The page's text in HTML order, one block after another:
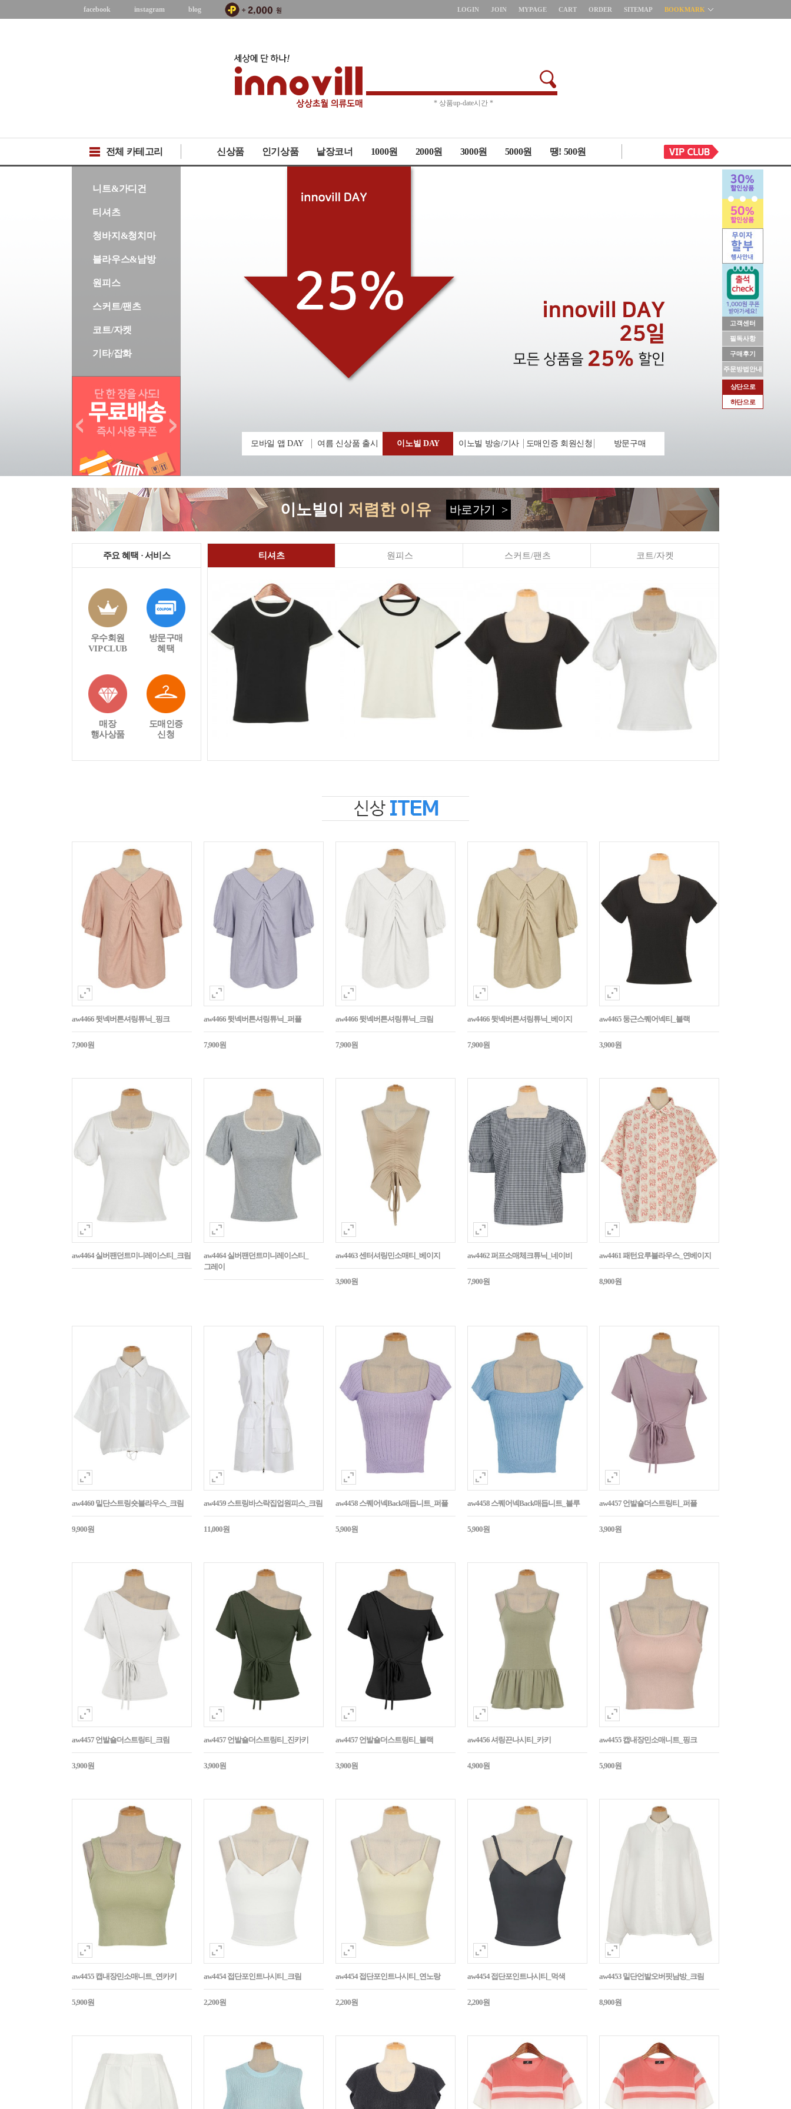
고객센터
필독사항
구매후기
주문방법안내
상단으로
하단으로
facebook instagram blog LOGIN JOIN MYPAGE CART ORDER SITEMAP BOOKMARK
* 주문취소 제한 *
* 상품up-date시간 *
전체 카테고리 신상품 인기상품 낱장코너 1000원 2000원 3000원 5000원 땡! 500원
니트&가디건
티셔츠
청바지&청치마
블라우스&남방
원피스
스커트/팬츠
코트/자켓
기타/잡화
모바일 앱 DAY 여름 신상품 출시 이노빌 DAY 이노빌 방송/기사 도매인증 회원신청 방문구매
이노빌이 저렴한 이유 바로가기 >
주요 혜택 · 서비스
우수회원
VIP CLUB
방문구매
혜택
매장
행사상품
도매인증
신청
티셔츠 원피스 스커트/팬츠 코트/자켓
aw4466 뒷넥버튼셔링튜닉_핑크
7,900원
aw4466 뒷넥버튼셔링튜닉_퍼플
7,900원
aw4466 뒷넥버튼셔링튜닉_크림
7,900원
aw4466 뒷넥버튼셔링튜닉_베이지
7,900원
aw4465 둥근스퀘어넥티_블랙
3,900원
aw4464 실버팬던트미니레이스티_크림
aw4464 실버팬던트미니레이스티_
그레이
aw4463 센터셔링민소매티_베이지
3,900원
aw4462 퍼프소매체크튜닉_네이비
7,900원
aw4461 패턴요루블라우스_연베이지
8,900원
aw4460 밑단스트링숏블라우스_크림
9,900원
aw4459 스트링바스락집업원피스_크림
11,000원
aw4458 스퀘어넥Back매듭니트_퍼플
5,900원
aw4458 스퀘어넥Back매듭니트_블루
5,900원
aw4457 언발숄더스트링티_퍼플
3,900원
aw4457 언발숄더스트링티_크림
3,900원
aw4457 언발숄더스트링티_진카키
3,900원
aw4457 언발숄더스트링티_블랙
3,900원
aw4456 셔링끈나시티_카키
4,900원
aw4455 캡내장민소매니트_핑크
5,900원
aw4455 캡내장민소매니트_연카키
5,900원
aw4454 접단포인트나시티_크림
2,200원
aw4454 접단포인트나시티_연노랑
2,200원
aw4454 접단포인트나시티_먹색
2,200원
aw4453 밑단언발오버핏남방_크림
8,900원